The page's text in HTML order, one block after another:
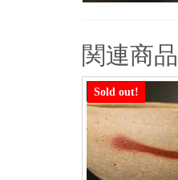
関連商品
Sold out!